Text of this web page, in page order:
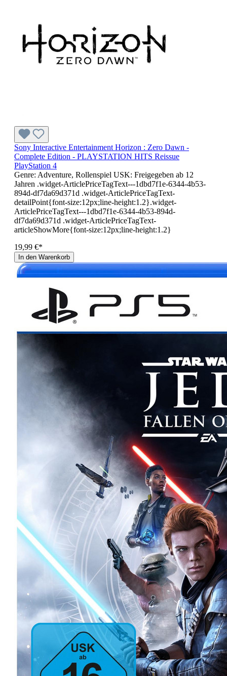
Sony Interactive Entertainment Horizon : Zero Dawn -
Complete Edition - PLAYSTATION HITS Reissue
PlayStation 4
Genre: Adventure, Rollenspiel USK: Freigegeben ab 12
Jahren .widget-ArticlePriceTagText---1dbd7f1e-6344-4b53-
894d-df7da69d371d .widget-ArticlePriceTagText-
detailPoint{font-size:12px;line-height:1.2}.widget-
ArticlePriceTagText---1dbd7f1e-6344-4b53-894d-
df7da69d371d .widget-ArticlePriceTagText-
articleShowMore{font-size:12px;line-height:1.2}
19,99 €*
In den Warenkorb